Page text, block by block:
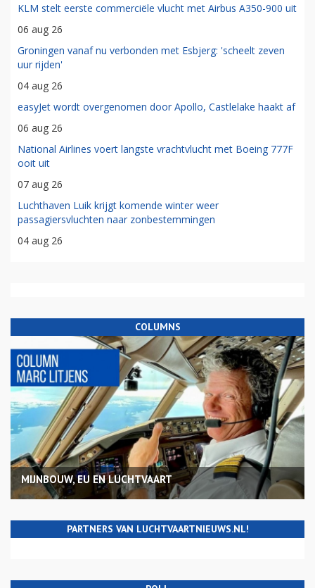
KLM stelt eerste commerciële vlucht met Airbus A350-900 uit
06 aug 26
Groningen vanaf nu verbonden met Esbjerg: 'scheelt zeven
uur rijden'
04 aug 26
easyJet wordt overgenomen door Apollo, Castlelake haakt af
06 aug 26
National Airlines voert langste vrachtvlucht met Boeing 777F
ooit uit
07 aug 26
Luchthaven Luik krijgt komende winter weer
passagiersvluchten naar zonbestemmingen
04 aug 26
COLUMNS
MIJNBOUW, EU EN LUCHTVAART
PARTNERS VAN LUCHTVAARTNIEUWS.NL!